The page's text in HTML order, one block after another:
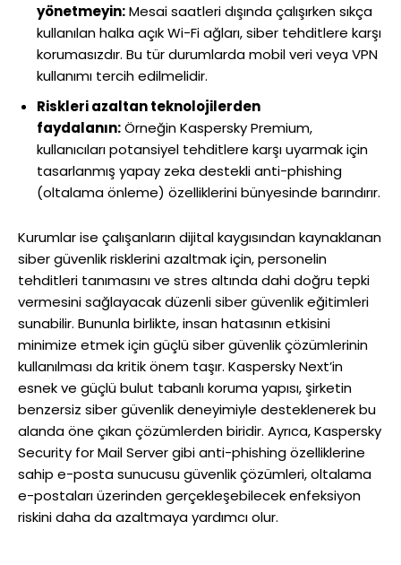
yönetmeyin:Mesai saatleri dışında çalışırken sıkça
kullanılan halka açık Wi-Fi ağları, siber tehditlere karşı
korumasızdır. Bu tür durumlarda mobil veri veya VPN
kullanımı tercih edilmelidir.
Riskleri azaltan teknolojilerden
faydalanın:ÖrneğinKaspersky Premium,
kullanıcıları potansiyel tehditlere karşı uyarmak için
tasarlanmış yapay zeka destekli anti-phishing
(oltalama önleme) özelliklerini bünyesinde barındırır.
Kurumlar ise çalışanların dijital kaygısından kaynaklanan
siber güvenlik risklerini azaltmak için, personelin
tehditleri tanımasını ve stres altında dahi doğru tepki
vermesini sağlayacak düzenli siber güvenlik eğitimleri
sunabilir. Bununla birlikte, insan hatasının etkisini
minimize etmek için güçlü siber güvenlik çözümlerinin
kullanılması da kritik önem taşır. Kaspersky Next’in
esnek ve güçlü bulut tabanlı koruma yapısı, şirketin
benzersiz siber güvenlik deneyimiyle desteklenerek bu
alanda öne çıkan çözümlerden biridir. Ayrıca, Kaspersky
Security for Mail Server gibi anti-phishing özelliklerine
sahip e-posta sunucusu güvenlik çözümleri, oltalama
e-postaları üzerinden gerçekleşebilecek enfeksiyon
riskini daha da azaltmaya yardımcı olur.